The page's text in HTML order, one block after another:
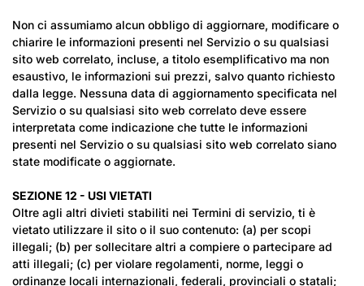
Non ci assumiamo alcun obbligo di aggiornare, modificare o
chiarire le informazioni presenti nel Servizio o su qualsiasi
sito web correlato, incluse, a titolo esemplificativo ma non
esaustivo, le informazioni sui prezzi, salvo quanto richiesto
dalla legge. Nessuna data di aggiornamento specificata nel
Servizio o su qualsiasi sito web correlato deve essere
interpretata come indicazione che tutte le informazioni
presenti nel Servizio o su qualsiasi sito web correlato siano
state modificate o aggiornate.
SEZIONE 12 - USI VIETATI
Oltre agli altri divieti stabiliti nei Termini di servizio, ti è
vietato utilizzare il sito o il suo contenuto: (a) per scopi
illegali; (b) per sollecitare altri a compiere o partecipare ad
atti illegali; (c) per violare regolamenti, norme, leggi o
ordinanze locali internazionali, federali, provinciali o statali;